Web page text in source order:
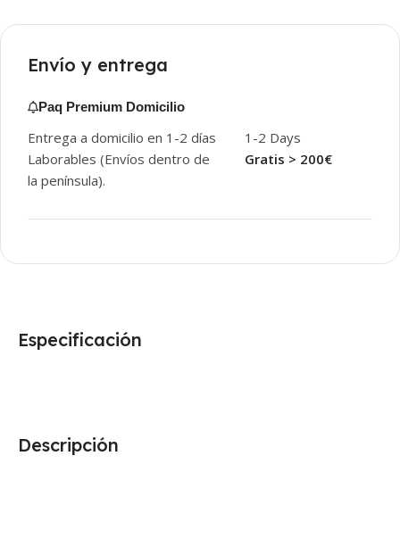
Envío y entrega
Paq Premium Domicilio
Entrega a domicilio en 1-2 días
Laborables (Envíos dentro de
la península).
1-2 Days
Gratis > 200€
Descripción
Especificación